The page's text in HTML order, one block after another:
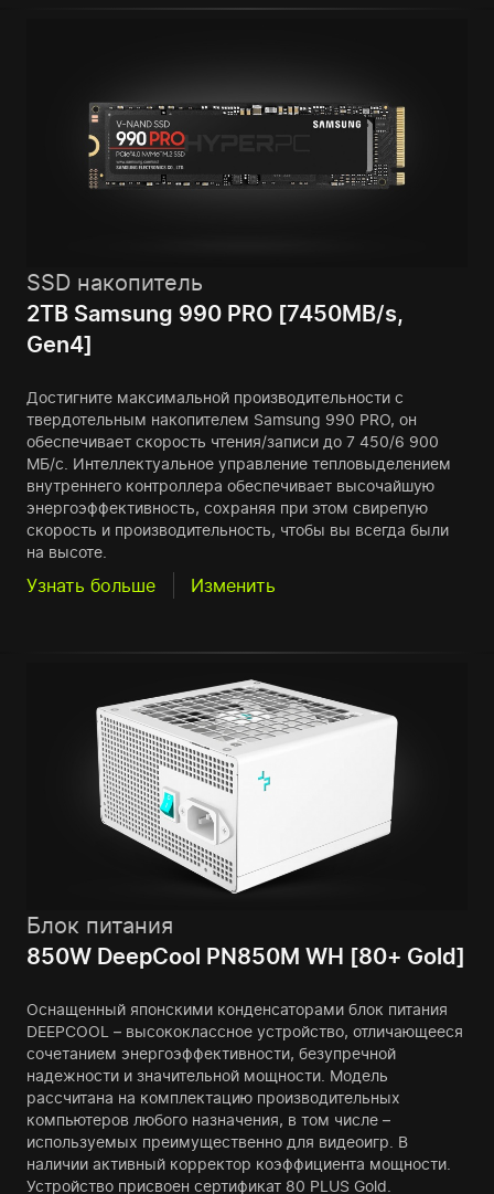
SSD накопитель
2TB Samsung 990 PRO [7450MB/s,
Gen4]
Достигните максимальной производительности с
твердотельным накопителем Samsung 990 PRO, он
обеспечивает скорость чтения/записи до 7 450/6 900
МБ/с. Интеллектуальное управление тепловыделением
внутреннего контроллера обеспечивает высочайшую
энергоэффективность, сохраняя при этом свирепую
скорость и производительность, чтобы вы всегда были
на высоте.
Узнать больше Изменить
Блок питания
850W DeepCool PN850M WH [80+ Gold]
Оснащенный японскими конденсаторами блок питания
DEEPCOOL – высококлассное устройство, отличающееся
сочетанием энергоэффективности, безупречной
надежности и значительной мощности. Модель
рассчитана на комплектацию производительных
компьютеров любого назначения, в том числе –
используемых преимущественно для видеоигр. В
наличии активный корректор коэффициента мощности.
Устройство присвоен сертификат 80 PLUS Gold.